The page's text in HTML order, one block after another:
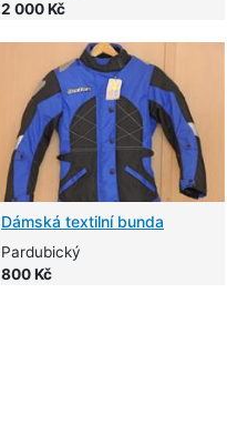
2 000 Kč
Dámská textilní bunda
Pardubický
800 Kč